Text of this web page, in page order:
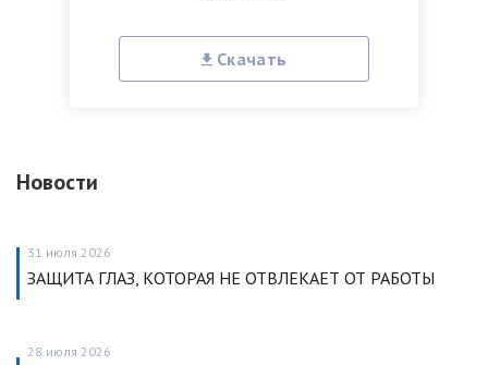
Скачать
Новости
31 июля 2026
ЗАЩИТА ГЛАЗ, КОТОРАЯ НЕ ОТВЛЕКАЕТ ОТ РАБОТЫ
28 июля 2026